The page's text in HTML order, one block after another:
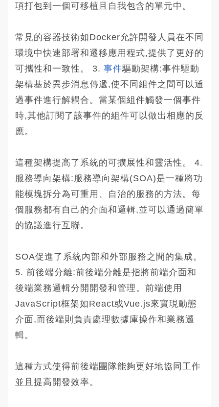
項打包到一個可移植且自我包含的單元中。
常見的容器技術如Docker允許開發人員在不同
環境中快速部署和遷移應用程式,提供了更好的
可攜性和一致性。 3. 事件驅動架構:事件驅動
架構基於異步消息傳遞,使不同組件之間可以通
過事件進行解耦合。當某個組件觸發一個事件
時,其他訂閱了該事件的組件可以做出相應的反
應。
這種架構提高了系統的可擴展性和靈活性。 4.
服務導向架構:服務導向架構(SOA)是一種將功
能模塊拆分為可重用、自治的服務的方法。每
個服務都有自己的介面和邏輯,並可以通過簡單
的協議進行互聯。
SOA促進了系統內部和外部服務之間的集成。
5. 前後端分離:前後端分離是指將前端介面和
後端業務邏輯分開開發和管理。前端使用
JavaScript框架如React或Vue.js來實現動態
介面,而後端則負責處理數據庫操作和業務邏
輯。
這種方式使得前後端團隊能夠更好地協同工作
並且提高開發效率。